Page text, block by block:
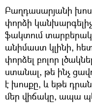
Բաղդասարյանի
փորձի
ֆակտում
անիմաստ կլինի,
փորձել բոլոր
ստանալ, թե ինչ
է խոսքը, և եթե
մեր վիճակը, ապա